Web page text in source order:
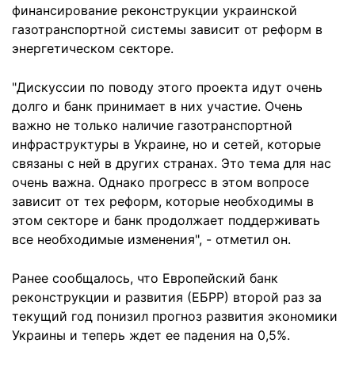
финансирование реконструкции украинской
газотранспортной системы зависит от реформ в
энергетическом секторе.
"Дискуссии по поводу этого проекта идут очень
долго и банк принимает в них участие. Очень
важно не только наличие газотранспортной
инфраструктуры в Украине, но и сетей, которые
связаны с ней в других странах. Это тема для нас
очень важна. Однако прогресс в этом вопросе
зависит от тех реформ, которые необходимы в
этом секторе и банк продолжает поддерживать
все необходимые изменения", - отметил он.
Ранее сообщалось, что Европейский банк
реконструкции и развития (ЕБРР) второй раз за
текущий год понизил прогноз развития экономики
Украины и теперь ждет ее падения на 0,5%.